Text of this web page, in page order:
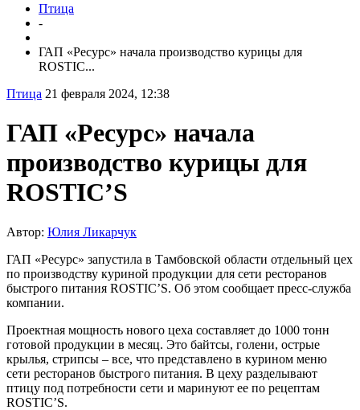
Птица
-
ГАП «Ресурс» начала производство курицы для
ROSTIC...
Птица 21 февраля 2024, 12:38
ГАП «Ресурс» начала
производство курицы для
ROSTIC’S
Автор: Юлия Ликарчук
ГАП «Ресурс» запустила в Тамбовской области отдельный цех
по производству куриной продукции для сети ресторанов
быстрого питания ROSTIC’S. Об этом сообщает пресс-служба
компании.
Проектная мощность нового цеха составляет до 1000 тонн
готовой продукции в месяц. Это байтсы, голени, острые
крылья, стрипсы – все, что представлено в курином меню
сети ресторанов быстрого питания. В цеху разделывают
птицу под потребности сети и маринуют ее по рецептам
ROSTIC’S.